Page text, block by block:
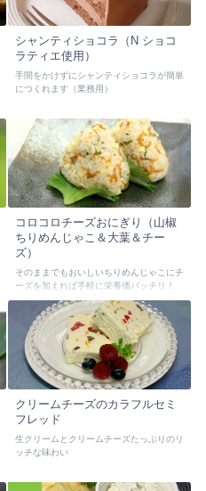
シャンティショコラ（N ショコ
ラティエ使用）
手間をかけずにシャンティショコラが簡単
につくれます（業務用）
コロコロチーズおにぎり（山椒
ちりめんじゃこ＆大葉＆チー
ズ）
そのままでもおいしいちりめんじゃこにチ
ーズを加えれば手軽に栄養価バッチリ！
クリームチーズのカラフルセミ
フレッド
生クリームとクリームチーズたっぷりのリ
ッチな味わい